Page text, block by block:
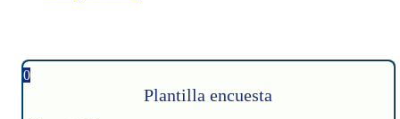
0
Plantilla encuesta